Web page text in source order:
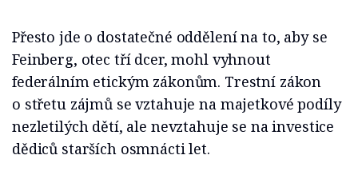
Přesto jde o dostatečné oddělení na to, aby se
Feinberg, otec tří dcer, mohl vyhnout
federálním etickým zákonům. Trestní zákon
o střetu zájmů se vztahuje na majetkové podíly
nezletilých dětí, ale nevztahuje se na investice
dědiců starších osmnácti let.